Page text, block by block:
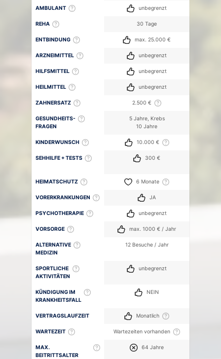
AMBULANT
REHA
ENTBINDUNG
ARZNEIMITTEL
HILFSMITTEL
HEILMITTEL
ZAHNERSATZ
GESUNDHEITS-
FRAGEN
KINDERWUNSCH
SEHHILFE + TESTS
HEIMATSCHUTZ
VORERKRANKUNGEN
PSYCHOTHERAPIE
VORSORGE
ALTERNATIVE
MEDIZIN
SPORTLICHE
AKTIVITÄTEN
KÜNDIGUNG IM
KRANKHEITSFALL
VERTRAGSLAUFZEIT
WARTEZEIT
MAX.
BEITRITTSALTER
unbegrenzt
30 Tage
max. 25.000 €
unbegrenzt
unbegrenzt
unbegrenzt
2.500 €
5 Jahre, Krebs
10 Jahre
10.000 €
300 €
6 Monate
JA
unbegrenzt
max. 1000 € / Jahr
12 Besuche / Jahr
unbegrenzt
NEIN
Monatlich
Wartezeiten vorhanden
64 Jahre